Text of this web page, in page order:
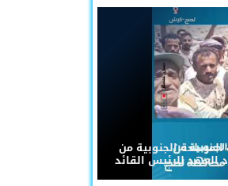
الجنوبية من
للرئيس القائد